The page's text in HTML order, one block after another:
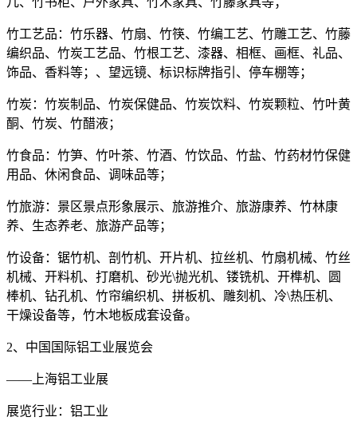
竹工艺品：竹乐器、竹扇、竹筷、竹编工艺、竹雕工艺、竹藤
编织品、竹炭工艺品、竹根工艺、漆器、相框、画框、礼品、
饰品、香料等；、望远镜、标识标牌指引、停车棚等；
竹炭：竹炭制品、竹炭保健品、竹炭饮料、竹炭颗粒、竹叶黄
酮、竹炭、竹醋液；
竹食品：竹笋、竹叶茶、竹酒、竹饮品、竹盐、竹药材竹保健
用品、休闲食品、调味品等；
竹旅游：景区景点形象展示、旅游推介、旅游康养、竹林康
养、生态养老、旅游产品等；
竹设备：锯竹机、剖竹机、开片机、拉丝机、竹扇机械、竹丝
机械、开料机、打磨机、砂光\抛光机、镂铣机、开榫机、圆
棒机、钻孔机、竹帘编织机、拼板机、雕刻机、冷\热压机、
干燥设备等，竹木地板成套设备。
2、中国国际铝工业展览会
——上海铝工业展
展览行业：铝工业